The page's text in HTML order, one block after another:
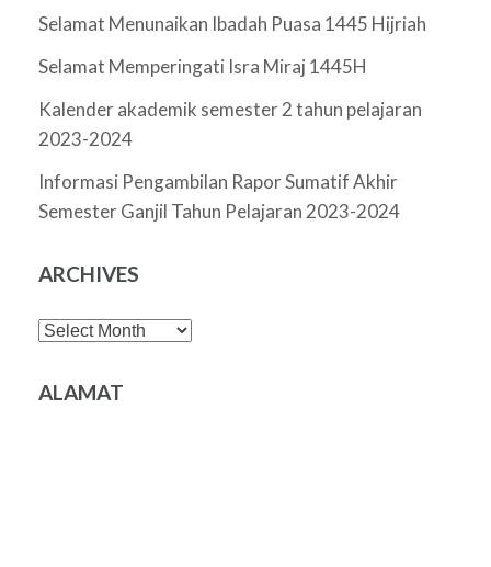
Selamat Menunaikan Ibadah Puasa 1445 Hijriah
Selamat Memperingati Isra Miraj 1445H
Kalender akademik semester 2 tahun pelajaran
2023-2024
Informasi Pengambilan Rapor Sumatif Akhir
Semester Ganjil Tahun Pelajaran 2023-2024
ARCHIVES
Archives
ALAMAT